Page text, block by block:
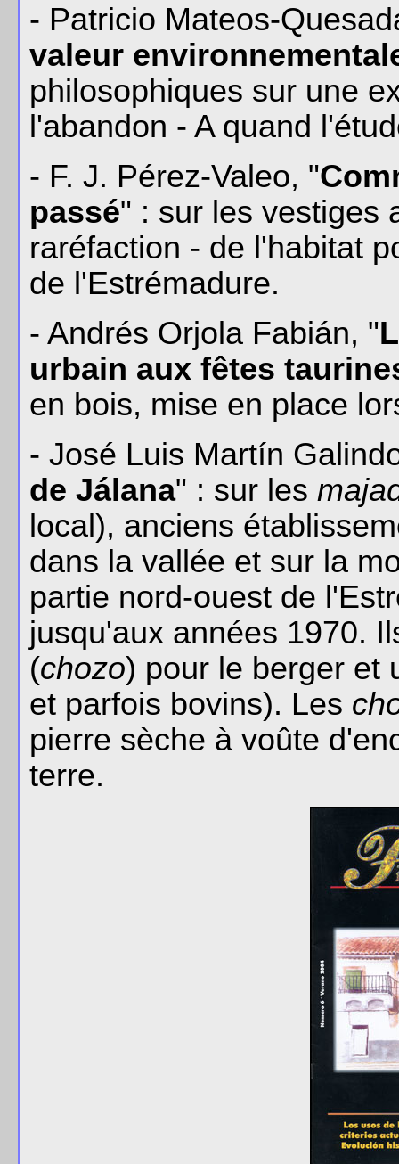
- Patricio Mateos-
valeur
philosophiques sur une
l'abandon - A quand
- F. J. Pérez-Valeo, "
passé" : sur les vestiges
raréfaction - de l'habitat
de l'Estrémadure.
- Andrés Orjola Fabián, "
urbain aux fêtes
en bois, mise en place
- José Luis Martín
de Jálana" : sur les
local), anciens
dans la vallée et sur la
partie nord-ouest de
jusqu'aux années 1970.
(chozo) pour le berger et
et parfois bovins). Les
pierre sèche à voûte
terre.